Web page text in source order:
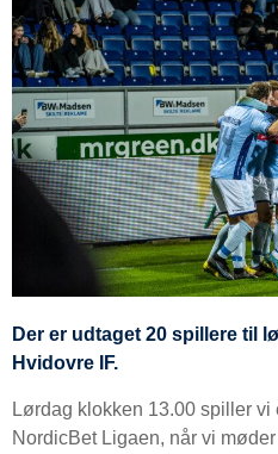
Der er udtaget 20 spillere til
Hvidovre IF.
Lørdag klokken 13.00 spiller
NordicBet Ligaen, når vi